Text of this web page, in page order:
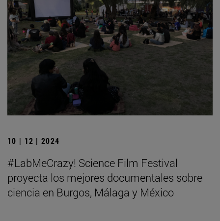
10 | 12 | 2024
#LabMeCrazy! Science Film Festival
proyecta los mejores documentales sobre
ciencia en Burgos, Málaga y México